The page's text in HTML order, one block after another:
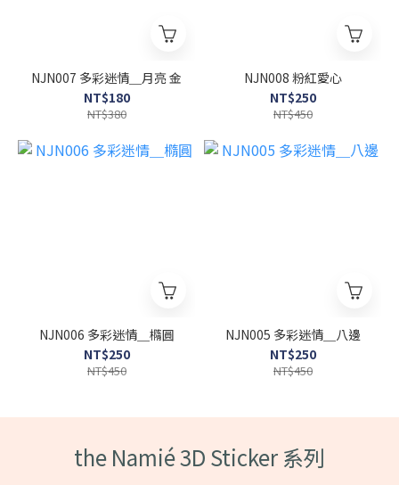
NJN007 多彩迷情＿月亮 金
NT$180
NT$380
NJN008 粉紅愛心
NT$250
NT$450
NJN006 多彩迷情＿橢圓
NT$250
NT$450
NJN005 多彩迷情＿八邊
NT$250
NT$450
the Namié 3D Sticker 系列